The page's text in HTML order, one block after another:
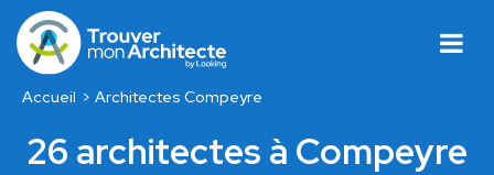
Accueil Architectes Compeyre
26 architectes à Compeyre